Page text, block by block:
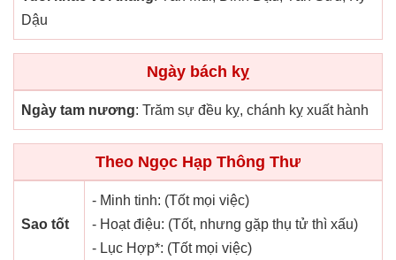
Dậu
Ngày bách kỵ
Ngày tam nương: Trăm sự đều kỵ, chánh kỵ xuất hành
Theo Ngọc Hạp Thông Thư
Sao tốt
- Minh tinh: (Tốt mọi việc)
- Hoạt điệu: (Tốt, nhưng gặp thụ tử thì xấu)
- Lục Hợp*: (Tốt mọi việc)